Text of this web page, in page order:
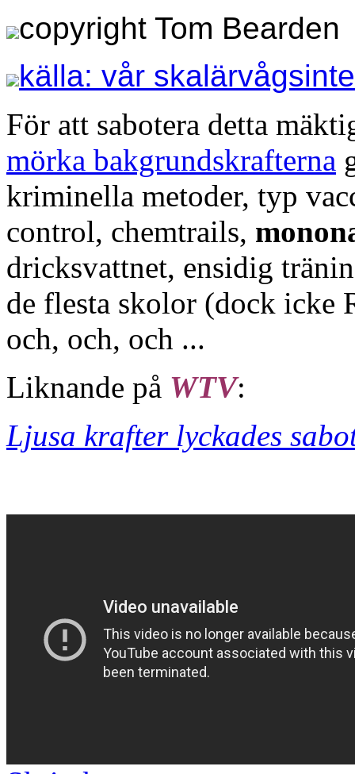
copyright Tom Bearden
källa: vår
För att sabotera detta
mörka bakgrundskrafterna
kriminella metoder, typ
control, chemtrails,
dricksvattnet, ensidig
de flesta skolor (dock icke
och, och, och ...
Liknande på WTV:
Ljusa krafter lyckades